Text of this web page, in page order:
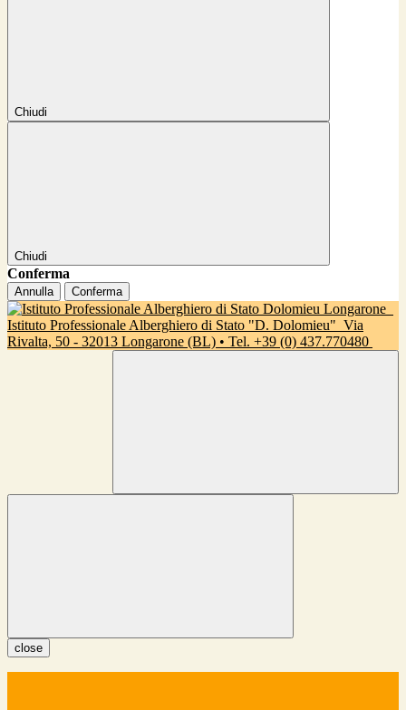
Chiudi
Chiudi
Conferma
Annulla Conferma
Istituto Professionale Alberghiero di Stato "D. Dolomieu" Via
Rivalta, 50 - 32013 Longarone (BL) • Tel. +39 (0) 437.770480
close